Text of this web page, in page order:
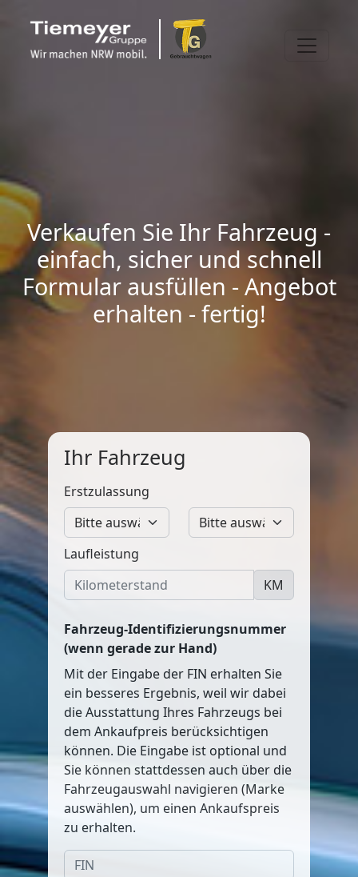
Verkaufen Sie Ihr Fahrzeug -
einfach, sicher und schnell
Formular ausfüllen - Angebot
erhalten - fertig!
Ihr Fahrzeug
Erstzulassung
Laufleistung
KM
Fahrzeug-Identifizierungsnummer
(wenn gerade zur Hand)
Mit der Eingabe der FIN erhalten Sie
ein besseres Ergebnis, weil wir dabei
die Ausstattung Ihres Fahrzeugs bei
dem Ankaufpreis berücksichtigen
können. Die Eingabe ist optional und
Sie können stattdessen auch über die
Fahrzeugauswahl navigieren (Marke
auswählen), um einen Ankaufspreis
zu erhalten.